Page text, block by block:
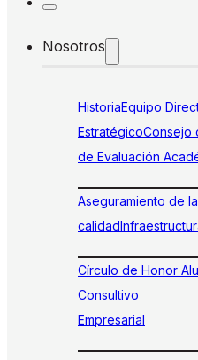
Nosotros
HistoriaEquipo
EstratégicoConsejo
de Evaluación
Aseguramiento de la
calidad
Círculo de Honor
Consultivo
Empresarial